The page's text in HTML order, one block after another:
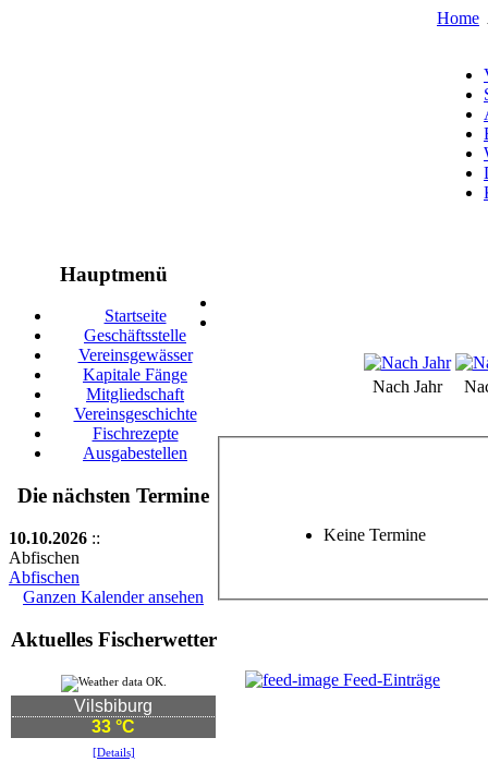
Home
Hauptmenü
Startseite
Geschäftsstelle
Vereinsgewässer
Kapitale Fänge
Mitgliedschaft
Vereinsgeschichte
Fischrezepte
Ausgabestellen
Die nächsten Termine
10.10.2026 ::
Abfischen
Abfischen
Ganzen Kalender ansehen
Aktuelles Fischerwetter
Vilsbiburg
33 °C
[Details]
Nach Jahr
Keine Termine
Feed-Einträge